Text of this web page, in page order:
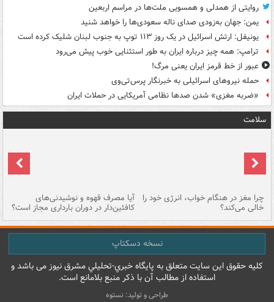
روایتی از همدلی و همسویی ملت‌ها در مراسم اربعین
یمن: جهان به‌زودی صدای ناله سعودی‌ها را خواهد شنید
یونیفل: ارتش اسرائیل در یک روز ۱۱۳ توپ به جنوب لبنان شلیک کرده است
ترامپ: همه چیز درباره ایران به طور استثنایی خوب پیش می‌رود
عبور از خط قرمز ایران یعنی مرگ!
حمله نیروهای اسرائیلی به خبرنگار پرس‌تی‌وی
«ضربه مغزی» شدن صدها نظامی آمریکایی در حملات ایران
سلامت
چرا مغز در هنگام خواب، انرژی خود را
خالی می‌کند؟
آیا مصرف قهوه و نوشیدنی‌های
کافئین‌دار در دوران بارداری مجاز است؟
نسخه دسکتاپ
کليه حقوق اين سايت متعلق به پایگاه خبري-تحليلي مشرق نيوز می باشد و
استفاده از مطالب آن با ذکر منبع بلامانع است.
طراحی و تولید: نستوه